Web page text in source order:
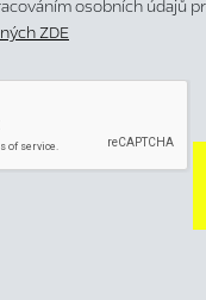
osobních údajů
ZDE